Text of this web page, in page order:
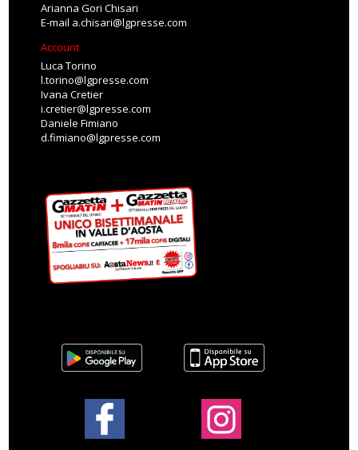
Arianna Gori Chisari
E-mail a.chisari@lgpresse.com
Account
Luca Torino
l.torino@lgpresse.com
Ivana Cretier
i.cretier@lgpresse.com
Daniele Fimiano
d.fimiano@lgpresse.com